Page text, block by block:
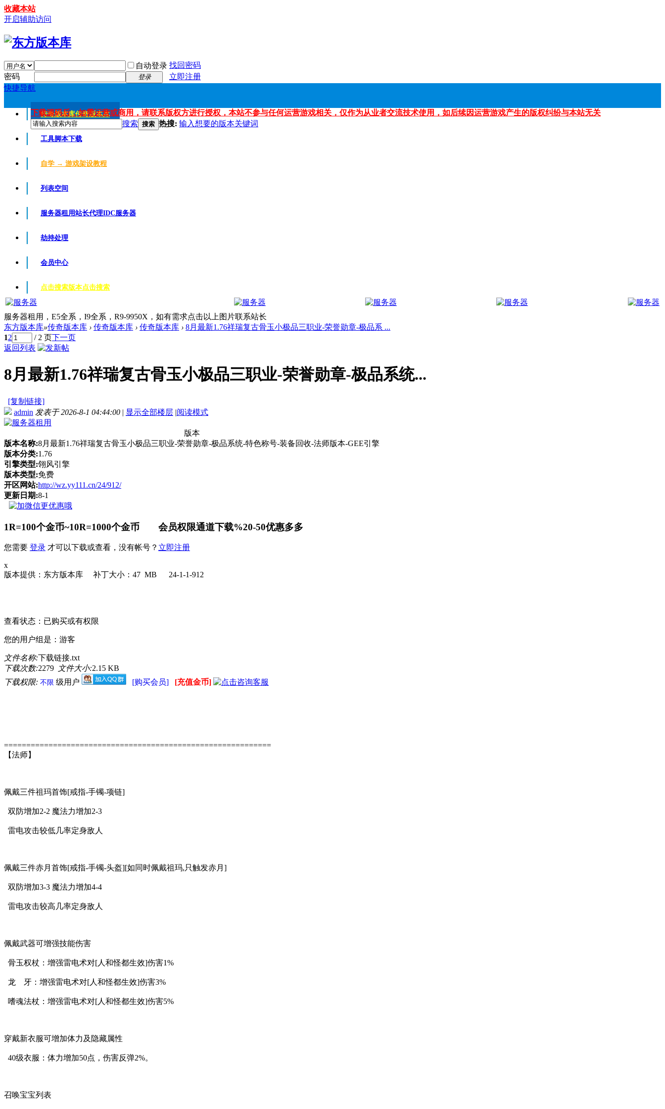
收藏本站
开启辅助访问
自动登录 找回密码
密码
登录
立即注册
快捷导航
传奇版本库传奇版本库
工具脚本下载
自学 → 游戏架设教程
列表空间
服务器租用站长代理IDC服务器
劫持处理
会员中心
点击搜索版本点击搜索
下载源码后，如需运营或商用，请联系版权方进行授权，本站不参与任何运营游戏相关，仅作为从业者交流技术使用，如后续因运营游戏产生的版权纠纷与本站无关
搜索 搜索 热搜: 输入想要的版本关键词
服务器租用，E5全系，I9全系，R9-9950X，如有需求点击以上图片联系站长
东方版本库»传奇版本库 › 传奇版本库 › 传奇版本库 › 8月最新1.76祥瑞复古骨玉小极品三职业-荣誉勋章-极品系 ...
12 / 2 页下一页
返回列表
8月最新1.76祥瑞复古骨玉小极品三职业-荣誉勋章-极品系统...
[复制链接]
admin 发表于 2026-8-1 04:44:00 | 显示全部楼层 |阅读模式
版本
版本名称:8月最新1.76祥瑞复古骨玉小极品三职业-荣誉勋章-极品系统-特色称号-装备回收-法师版本-GEE引擎
版本分类:1.76
引擎类型:翎风引擎
版本类型:免费
开区网站:http://wz.yy111.cn/24/912/
更新日期:8-1
1R=100个金币~10R=1000个金币 会员权限通道下载%20-50优惠多多
您需要 登录 才可以下载或查看，没有帐号？ 立即注册
x
版本提供：东方版本库 补丁大小：47 MB 24-1-1-912
查看状态：已购买或有权限
您的用户组是：游客
文件名称:下载链接.txt
下载次数:2279 文件大小:2.15 KB
下载权限: 不限 级用户 [购买会员] [充值金币]
============================================================
【法师】
佩戴三件祖玛首饰[戒指-手镯-项链]
双防增加2-2 魔法力增加2-3
雷电攻击较低几率定身敌人
佩戴三件赤月首饰[戒指-手镯-头盔][如同时佩戴祖玛,只触发赤月]
双防增加3-3 魔法力增加4-4
雷电攻击较高几率定身敌人
佩戴武器可增强技能伤害
骨玉权杖：增强雷电术对[人和怪都生效]伤害1%
龙 牙：增强雷电术对[人和怪都生效]伤害3%
嗜魂法杖：增强雷电术对[人和怪都生效]伤害5%
穿戴新衣服可增加体力及隐藏属性
40级衣服：体力增加50点，伤害反弹2%。
召唤宝宝列表